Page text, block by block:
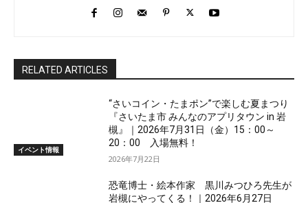
RELATED ARTICLES
イベント情報
“さいコイン・たまポン”で楽しむ夏まつり
『さいたま市 みんなのアプリタウン in 岩
槻』｜2026年7月31日（金）15：00～
20：00 入場無料！
2026年7月22日
恐竜博士・絵本作家 黒川みつひろ先生が
岩槻にやってくる！｜2026年6月27日